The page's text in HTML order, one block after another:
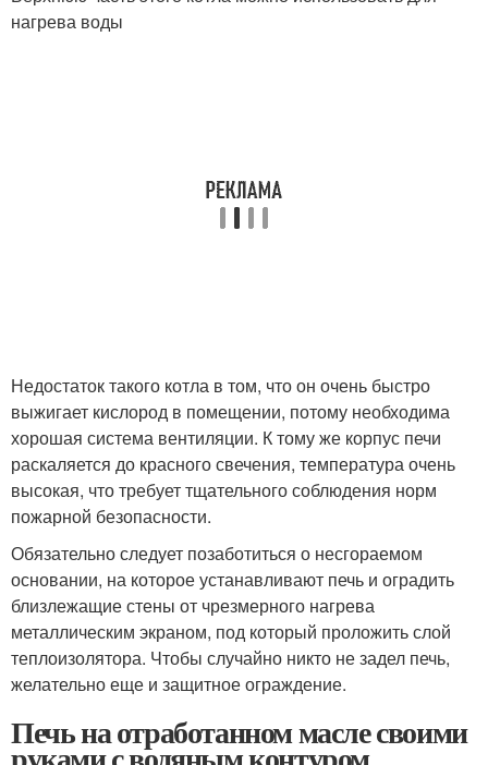
нагрева воды
Недостаток такого котла в том, что он очень быстро
выжигает кислород в помещении, потому необходима
хорошая система вентиляции. К тому же корпус печи
раскаляется до красного свечения, температура очень
высокая, что требует тщательного соблюдения норм
пожарной безопасности.
Обязательно следует позаботиться о несгораемом
основании, на которое устанавливают печь и оградить
близлежащие стены от чрезмерного нагрева
металлическим экраном, под который проложить слой
теплоизолятора. Чтобы случайно никто не задел печь,
желательно еще и защитное ограждение.
Печь на отработанном масле своими